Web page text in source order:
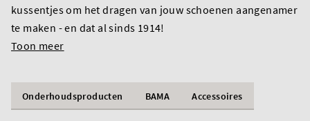
kussentjes om het dragen van jouw schoenen aangenamer
te maken - en dat al sinds 1914!
Toon meer
Onderhoudsproducten BAMA Accessoires